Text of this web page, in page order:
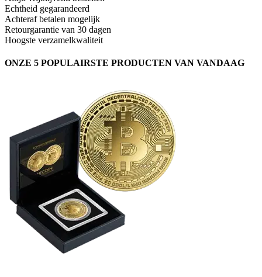
Echtheid gegarandeerd
Achteraf betalen mogelijk
Retourgarantie van 30 dagen
Hoogste verzamelkwaliteit
ONZE 5 POPULAIRSTE PRODUCTEN VAN VANDAAG